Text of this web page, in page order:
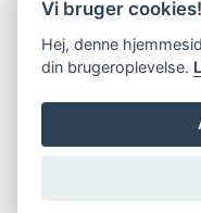
support@netfugl.dk
copyright © 2002-
Vi bruger cookies!
Hej, denne
din brugeroplevelse.